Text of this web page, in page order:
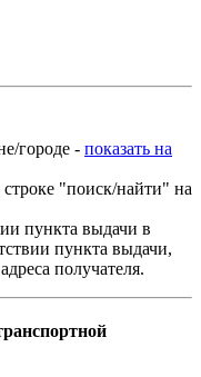
городе - показать на
"поиск/найти" на
пункта выдачи в
пункта выдачи,
получателя.